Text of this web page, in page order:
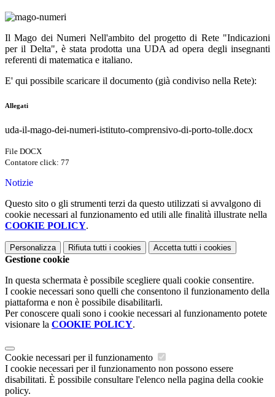
Il Mago dei Numeri Nell'ambito del progetto di Rete "Indicazioni
per il Delta", è stata prodotta una UDA ad opera degli insegnanti
referenti di matematica e italiano.
E' qui possibile scaricare il documento (già condiviso nella Rete):
Allegati
uda-il-mago-dei-numeri-istituto-comprensivo-di-porto-tolle.docx
File DOCX
Contatore click: 77
Notizie
Questo sito o gli strumenti terzi da questo utilizzati si avvalgono di
cookie necessari al funzionamento ed utili alle finalità illustrate nella
COOKIE POLICY.
Personalizza Rifiuta tutti i cookies Accetta tutti i cookies
Gestione cookie
In questa schermata è possibile scegliere quali cookie consentire.
I cookie necessari sono quelli che consentono il funzionamento della
piattaforma e non è possibile disabilitarli.
Per conoscere quali sono i cookie necessari al funzionamento potete
visionare la COOKIE POLICY.
Cookie necessari per il funzionamento
I cookie necessari per il funzionamento non possono essere
disabilitati. È possibile consultare l'elenco nella pagina della cookie
policy.